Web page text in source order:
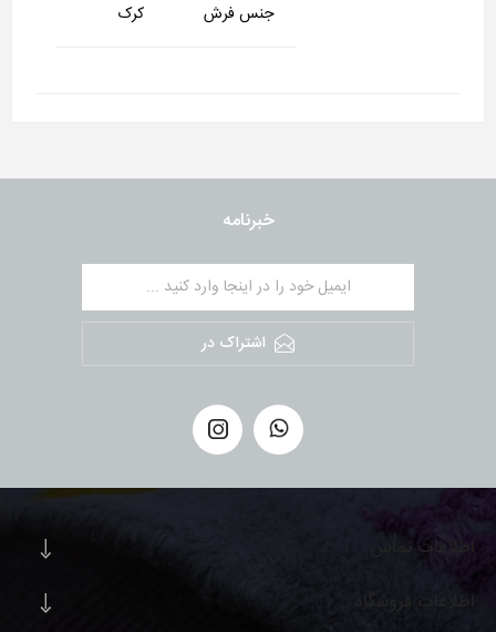
جنس فرش کرک
خبرنامه
اشتراک در
اطلاعات تماس
اطلاعات فروشگاه